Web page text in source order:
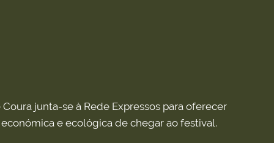
junta-se à Rede Expressos para oferecer
e ecológica de chegar ao festival.